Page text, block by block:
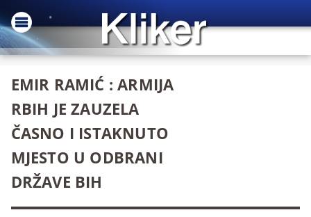
EMIR RAMIĆ : ARMIJA
RBIH JE ZAUZELA
ČASNO I ISTAKNUTO
MJESTO U ODBRANI
DRŽAVE BIH